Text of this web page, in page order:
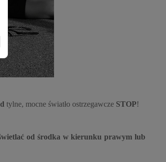
tylne, mocne światło ostrzegawcze STOP!
od środka w kierunku prawym lub